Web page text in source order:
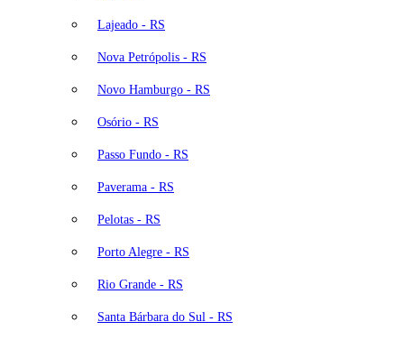
Lajeado - RS
Nova Petrópolis - RS
Novo Hamburgo - RS
Osório - RS
Passo Fundo - RS
Paverama - RS
Pelotas - RS
Porto Alegre - RS
Rio Grande - RS
Santa Bárbara do Sul - RS